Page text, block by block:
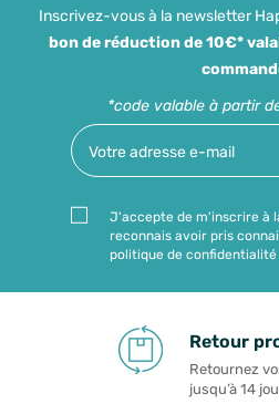
Inscrivez-vous à la newsletter
bon de réduction de 10€*
*code valable à partir
J'accepte de m'inscrire à
reconnais avoir pris
politique de confidentialité
Retour
Retournez
jusqu’à 14